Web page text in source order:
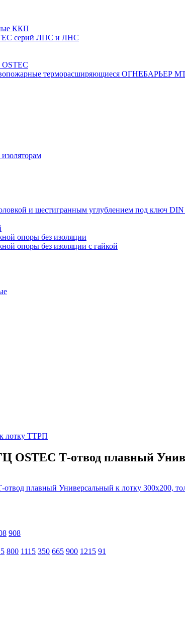
ККП
серий ЛПС и ЛНС
терморасширяющиеся ОГНЕБАРЬЕР
и шестигранным углублением под ключ DIN
опоры без изоляции
опоры без изоляции с гайкой
лотку ТТРП
OSTEC Т-отвод плавный
908
800 1115 350 665 900 1215 91